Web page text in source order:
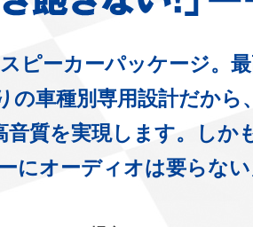
ピーカーパッケージ。
車種別専用設計だから
質を実現します。しか
にオーディオは要らな